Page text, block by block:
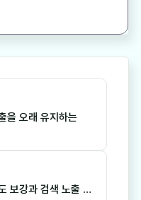
을 오래 유지하는
보강과 검색 노출 …